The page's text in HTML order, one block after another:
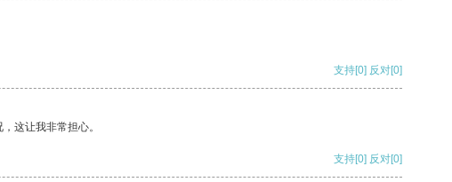
支持[0] 反对[0]
这让我非常担心。
支持[0] 反对[0]